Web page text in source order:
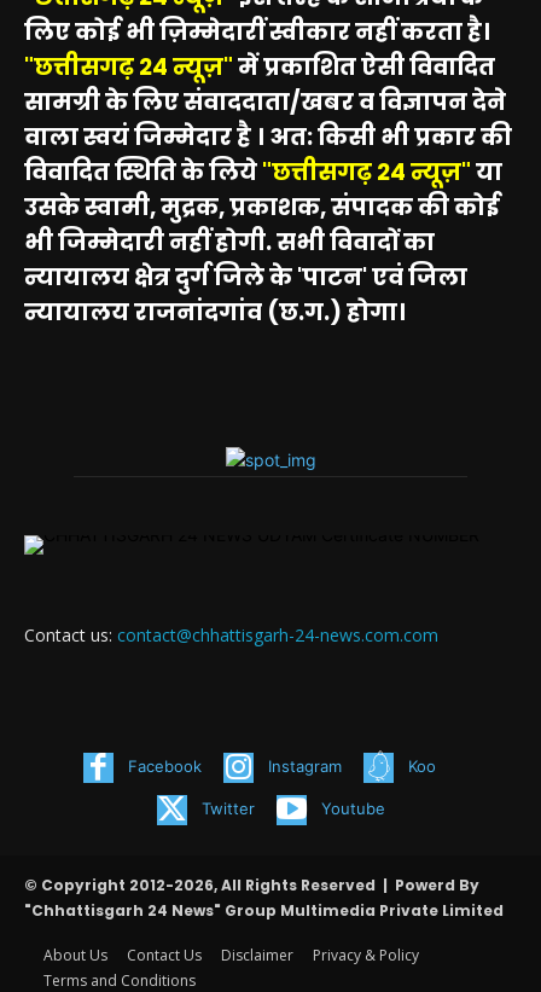
लिए कोई भी ज़िम्मेदारीं स्वीकार नहीं करता है।
"छत्तीसगढ़ 24 न्यूज़"में प्रकाशित ऐसी विवादित
सामग्री के लिए संवाददाता/खबर व विज्ञापन देने
वाला स्वयं जिम्मेदार है । अत: किसी भी प्रकार की
विवादित स्थिति के लिये"छत्तीसगढ़ 24 न्यूज़"या
उसके स्वामी, मुद्रक, प्रकाशक, संपादक की कोई
भी जिम्मेदारी नहीं होगी. सभी विवादों का
न्यायालय क्षेत्र दुर्ग जिले के 'पाटन' एवं जिला
न्यायालय राजनांदगांव (छ.ग.) होगा।
Contact us: contact@chhattisgarh-24-news.com.com
Facebook Instagram Koo
Twitter Youtube
© Copyright 2012-2026, All Rights Reserved | Powerd By
"Chhattisgarh 24 News" Group Multimedia Private Limited
About Us Contact Us Disclaimer
Privacy & Policy
Terms and Conditions